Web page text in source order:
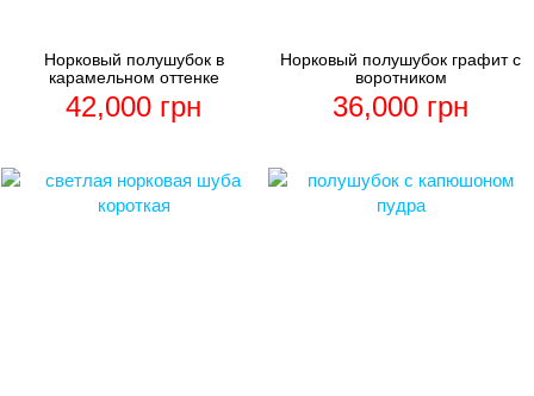
Норковый полушубок графит с
воротником
36,000 грн
Норковый полушубок в
карамельном оттенке
42,000 грн